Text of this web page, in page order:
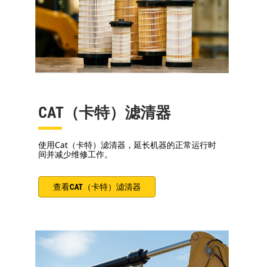
CAT（卡特）滤清器
使用Cat（卡特）滤清器，延长机器的正常运行时
间并减少维修工作。
查看CAT（卡特）滤清器